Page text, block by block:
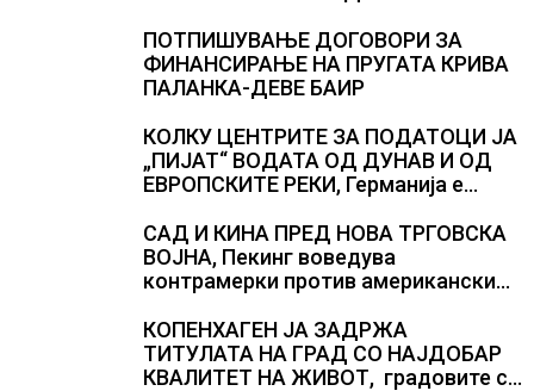
милиони луѓе во акутен глад
ПОТПИШУВАЊЕ ДОГОВОРИ ЗА
ФИНАНСИРАЊЕ НА ПРУГАТА КРИВА
ПАЛАНКА-ДЕВЕ БАИР
КОЛКУ ЦЕНТРИТЕ ЗА ПОДАТОЦИ ЈА
„ПИЈАТ“ ВОДАТА ОД ДУНАВ И ОД
ЕВРОПСКИТЕ РЕКИ, Германија е
изградени центри за податоци
САД И КИНА ПРЕД НОВА ТРГОВСКА
ВОЈНА, Пекинг воведува
контрамерки против американски
КОПЕНХАГЕН ЈА ЗАДРЖА
ТИТУЛАТА НА ГРАД СО НАЈДОБАР
КВАЛИТЕТ НА ЖИВОТ, градовите со